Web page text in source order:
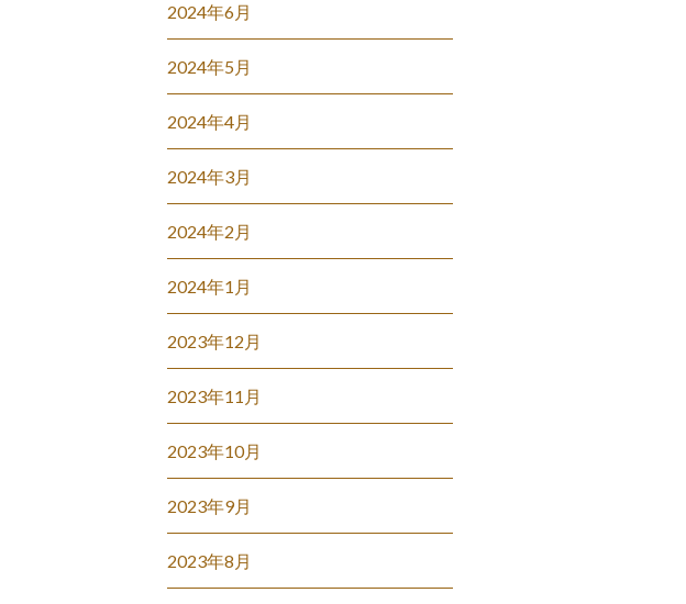
2024年6月
2024年5月
2024年4月
2024年3月
2024年2月
2024年1月
2023年12月
2023年11月
2023年10月
2023年9月
2023年8月